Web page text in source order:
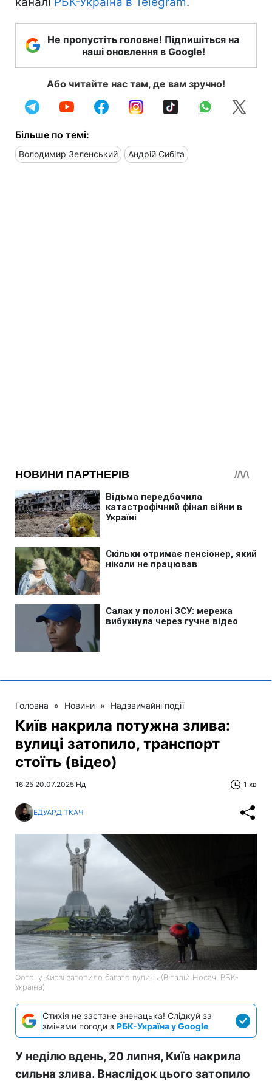
Не пропустіть головне! Підпишіться на
наші оновлення в Google!
Або читайте нас там, де вам зручно!
Більше по темі:
Володимир Зеленський Андрій Сибіга
Головна » Новини » Надзвичайні події
Київ накрила потужна злива:
вулиці затопило, транспорт
стоїть (відео)
16:25 20.07.2025 Нд 1 хв
ЕДУАРД ТКАЧ
Фото: у Києві затопило багато вулиць (Віталій Носач, РБК-
Україна)
Стихія не застане зненацька! Слідкуй за
змінами погоди з РБК-Україна у Google
У неділю вдень, 20 липня, Київ накрила
сильна злива. Внаслідок цього затопило